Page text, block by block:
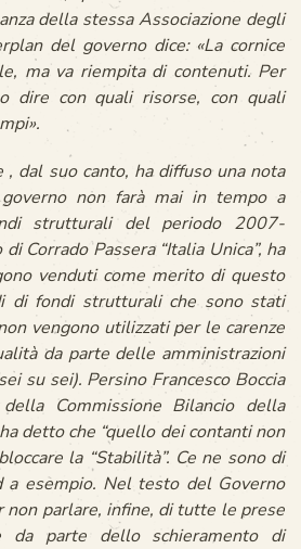
della stessa Associazione degli
del governo dice: «La cornice
ma va riempita di contenuti. Per
dire con quali risorse, con quali
».
dal suo canto, ha diffuso una nota
non farà mai in tempo a
strutturali del periodo 2007-
Corrado Passera “Italia Unica”, ha
venduti come merito di questo
di fondi strutturali che sono stati
vengono utilizzati per le carenze
da parte delle amministrazioni
su sei). Persino Francesco Boccia
Commissione Bilancio della
detto che “quello dei contanti non
la “Stabilità”. Ce ne sono di
esempio. Nel testo del Governo
non parlare, infine, di tutte le prese
da parte dello schieramento di